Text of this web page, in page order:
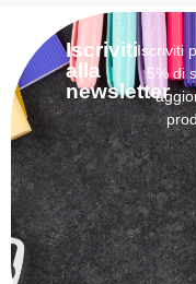
Iscriviti
alla
newsletter
Iscriviti
5% di